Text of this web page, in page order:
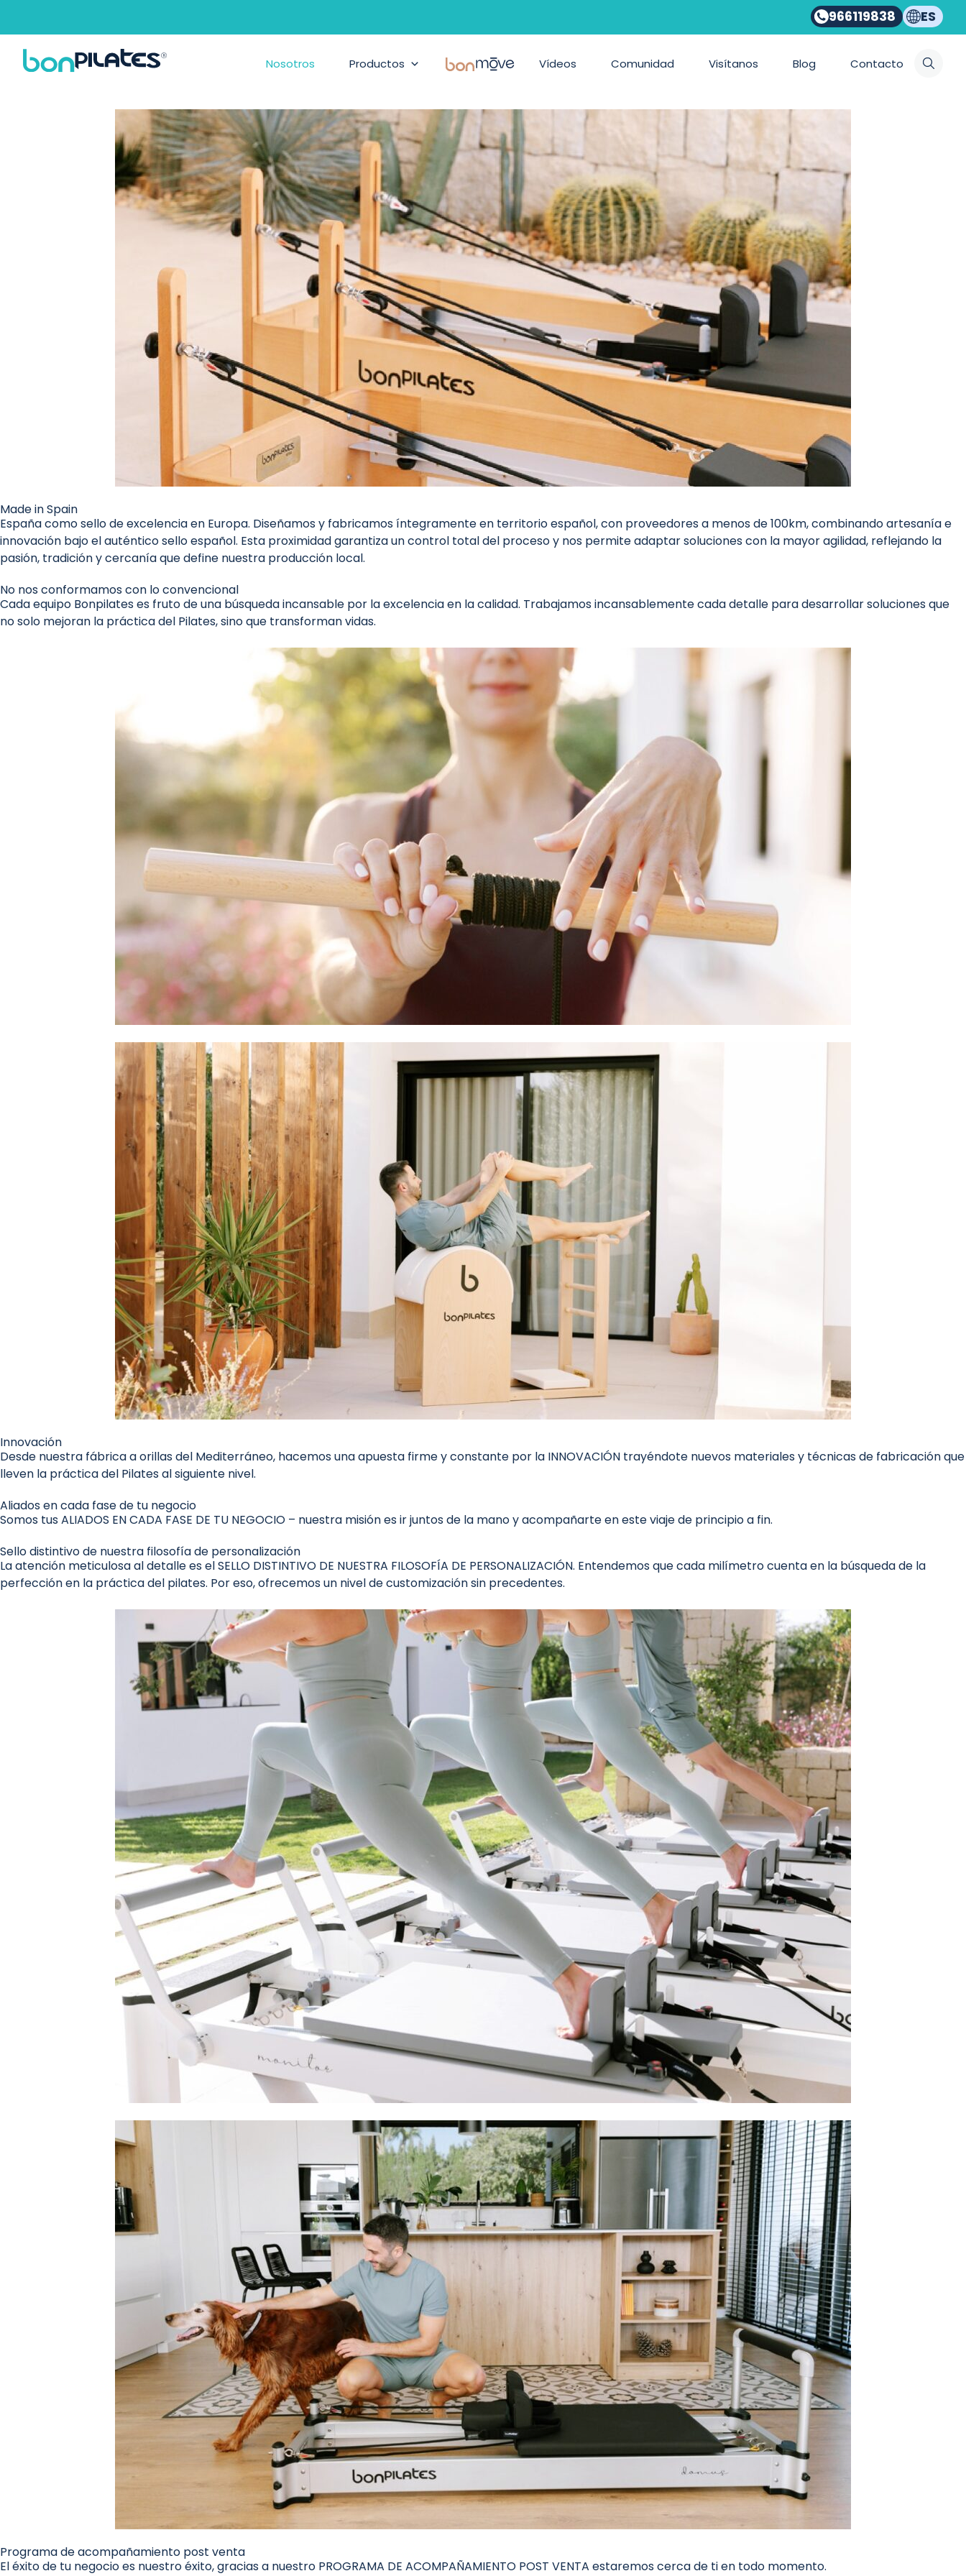
966119838 ES
Nosotros Productos BonMove Vídeos Comunidad Visítanos Blog Contacto
Feel good, Move well
Descubre lo que nos hace únicos
En Bonpilates tenemos muy claros los pilares fundamentales de las personas.
Made in Spain
España como sello de excelencia en Europa. Diseñamos y fabricamos íntegramente en territorio español, con proveedores a menos de 100km, combinando artesanía e
innovación bajo el auténtico sello español. Esta proximidad garantiza un control total del proceso y nos permite adaptar soluciones con la mayor agilidad, reflejando la
pasión, tradición y cercanía que define nuestra producción local.
No nos conformamos con lo convencional
Cada equipo Bonpilates es fruto de una búsqueda incansable por la excelencia en la calidad. Trabajamos incansablemente cada detalle para desarrollar soluciones que
no solo mejoran la práctica del Pilates, sino que transforman vidas.
Innovación
Desde nuestra fábrica a orillas del Mediterráneo, hacemos una apuesta firme y constante por la INNOVACIÓN trayéndote nuevos materiales y técnicas de fabricación que
lleven la práctica del Pilates al siguiente nivel.
Aliados en cada fase de tu negocio
Somos tus ALIADOS EN CADA FASE DE TU NEGOCIO – nuestra misión es ir juntos de la mano y acompañarte en este viaje de principio a fin.
Sello distintivo de nuestra filosofía de personalización
La atención meticulosa al detalle es el SELLO DISTINTIVO DE NUESTRA FILOSOFÍA DE PERSONALIZACIÓN. Entendemos que cada milímetro cuenta en la búsqueda de la
perfección en la práctica del pilates. Por eso, ofrecemos un nivel de customización sin precedentes.
Programa de acompañamiento post venta
El éxito de tu negocio es nuestro éxito, gracias a nuestro PROGRAMA DE ACOMPAÑAMIENTO POST VENTA estaremos cerca de ti en todo momento.